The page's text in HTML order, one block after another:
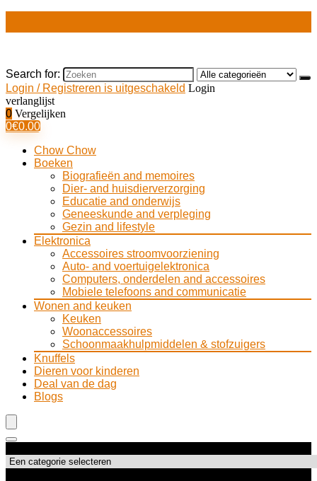
Search for:
Login / Registreren is uitgeschakeld Login
verlanglijst
0 Vergelijken
0€0.00
Chow Chow
Boeken
Biografieën and memoires
Dier- and huisdierverzorging
Educatie and onderwijs
Geneeskunde and verpleging
Gezin and lifestyle
Elektronica
Accessoires stroomvoorziening
Auto- and voertuigelektronica
Computers, onderdelen and accessoires
Mobiele telefoons and communicatie
Wonen and keuken
Keuken
Woonaccessoires
Schoonmaakhulpmiddelen & stofzuigers
Knuffels
Dieren voor kinderen
Deal van de dag
Blogs